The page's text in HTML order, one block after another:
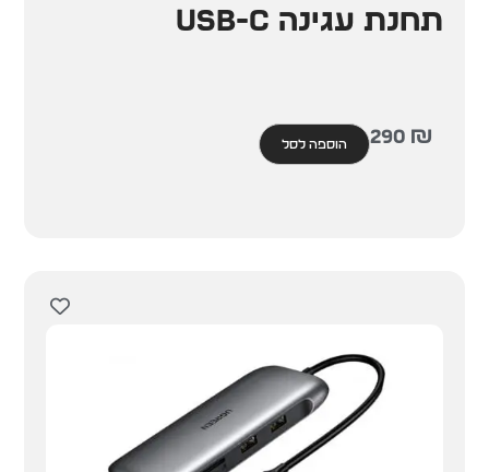
תחנת עגינה USB-C
290 ₪ הוספה לסל